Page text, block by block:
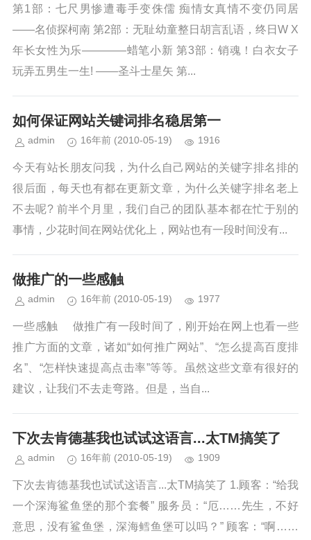
第1部：七尺男惨遭毒手变侏儒 痴情女真情不变仍同居
——名侦探柯南 第2部：无耻幼童整日胡言乱语，终日W X
年长女性为乐————蜡笔小新 第3部：销魂！白衣女子
玩弄五男生一生! ——圣斗士星矢 第...
如何保证网站关键词排名稳居第一
admin 16年前 (2010-05-19) 1916
今天有站长朋友问我，为什么自己网站的关键字排名排的
很后面，每天也有都在更新文章，为什么关键字排名老上
不去呢? 前半个月里，我们自己的团队基本都在忙于别的
事情，少花时间在网站优化上，网站也有一段时间没有...
做推广的一些感触
admin 16年前 (2010-05-19) 1977
一些感触 做推广有一段时间了，刚开始在网上也看一些
推广方面的文章，诸如“如何推广网站”、“怎么提高百度排
名”、“怎样快速提高点击率”等等。虽然这些文章有很好的
建议，让我们不去走弯路。但是，当自...
下次去肯德基我也试试这语言...太TM搞笑了
admin 16年前 (2010-05-19) 1909
下次去肯德基我也试试这语言...太TM搞笑了 1.顾客：“给我
一个深海鲨鱼堡的那个套餐” 服务员：“厄……先生，不好
意思，没有鲨鱼堡，深海鳕鱼堡可以吗？” 顾客：“啊……